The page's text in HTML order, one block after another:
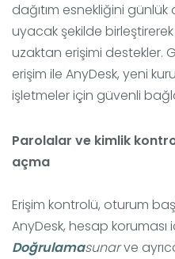
dağıtım esnekliğini
uyacak şekilde birleştirerek
uzaktan erişimi destekler.
erişim ile AnyDesk, yeni
işletmeler için güvenli
Parolalar ve kimlik
açma
Erişim kontrolü, oturum
AnyDesk, hesap koruması
Doğrulamasunarve